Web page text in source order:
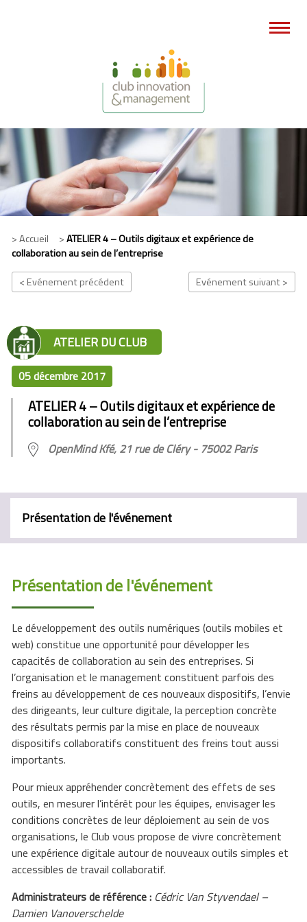
> Accueil >ATELIER 4 – Outils digitaux et expérience de
collaboration au sein de l’entreprise
< Evénement précédent
Evénement suivant >
ATELIER DU CLUB
05 décembre 2017
ATELIER 4 – Outils digitaux et expérience de
collaboration au sein de l’entreprise
OpenMind Kfé, 21 rue de Cléry - 75002 Paris
Présentation de l'événement
Présentation de l'événement
Le développement des outils numériques (outils mobiles et
web) constitue une opportunité pour développer les
capacités de collaboration au sein des entreprises. Si
l’organisation et le management constituent parfois des
freins au développement de ces nouveaux dispositifs, l’envie
des dirigeants, leur culture digitale, la perception concrète
des résultats permis par la mise en place de nouveaux
dispositifs collaboratifs constituent des freins tout aussi
importants.
Pour mieux appréhender concrètement des effets de ses
outils, en mesurer l’intérêt pour les équipes, envisager les
conditions concrètes de leur déploiement au sein de vos
organisations, le Club vous propose de vivre concrètement
une expérience digitale autour de nouveaux outils simples et
accessibles de travail collaboratif.
Administrateurs de référence : Cédric Van Styvendael –
Damien Vanoverschelde